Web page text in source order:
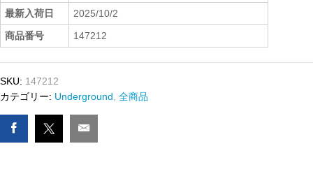
最新入荷日
2025/10/2
商品番号
147212
SKU: 147212
カテゴリー: Underground 全商品